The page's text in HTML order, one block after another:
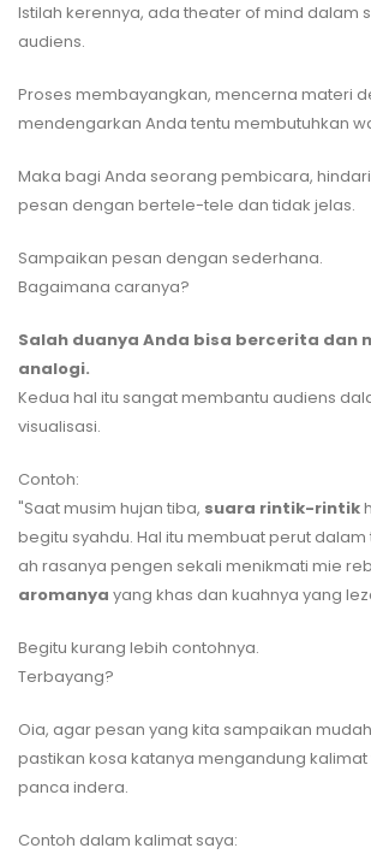
Istilah kerennya, ada theater of mind dalam
audiens.
Proses membayangkan, mencerna materi
mendengarkan Anda tentu membutuhkan
Maka bagi Anda seorang pembicara,
pesan dengan bertele-tele dan tidak jelas.
Sampaikan pesan dengan sederhana.
Bagaimana caranya?
Salah duanya Anda bisa bercerita dan
analogi.
Kedua hal itu sangat membantu audiens
visualisasi.
Contoh:
"Saat musim hujan tiba, suara rintik-rintik
begitu syahdu. Hal itu membuat perut dalam
ah rasanya pengen sekali menikmati mie
aromanya yang khas dan kuahnya yang
Begitu kurang lebih contohnya.
Terbayang?
Oia, agar pesan yang kita sampaikan
pastikan kosa katanya mengandung
panca indera.
Contoh dalam kalimat saya: